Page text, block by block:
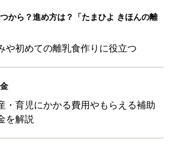
から？進め方は？「たまひよ きほんの離
や初めての離乳食作りに役立つ
・育児にかかる費用やもらえる補助
を解説